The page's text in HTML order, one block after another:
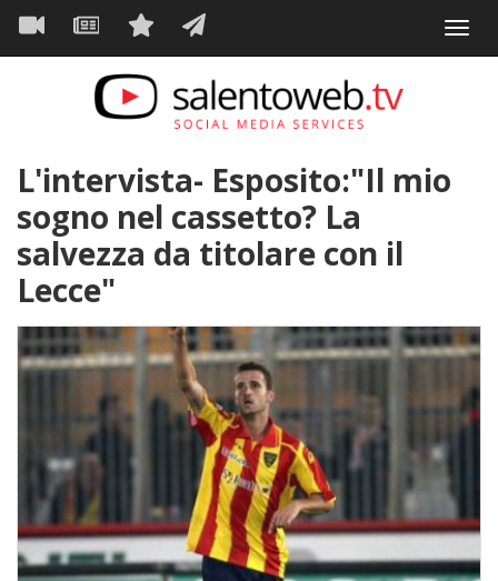
Salta
contenuto
Navigazione
principale
L'intervista- Esposito:"Il mio
sogno nel cassetto? La
salvezza da titolare con il
Lecce"